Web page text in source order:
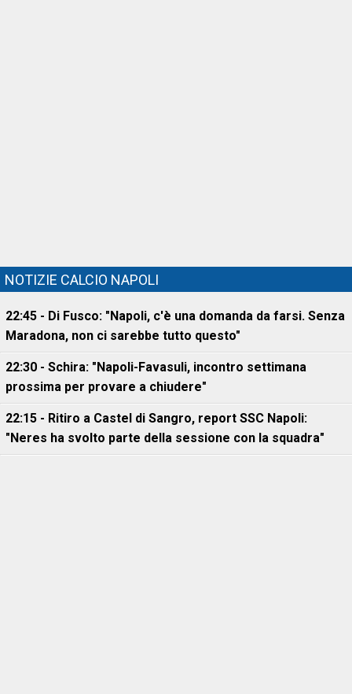
NOTIZIE CALCIO NAPOLI
22:45 - Di Fusco: "Napoli, c'è una domanda da farsi. Senza
Maradona, non ci sarebbe tutto questo"
22:30 - Schira: "Napoli-Favasuli, incontro settimana
prossima per provare a chiudere"
22:15 - Ritiro a Castel di Sangro, report SSC Napoli:
"Neres ha svolto parte della sessione con la squadra"